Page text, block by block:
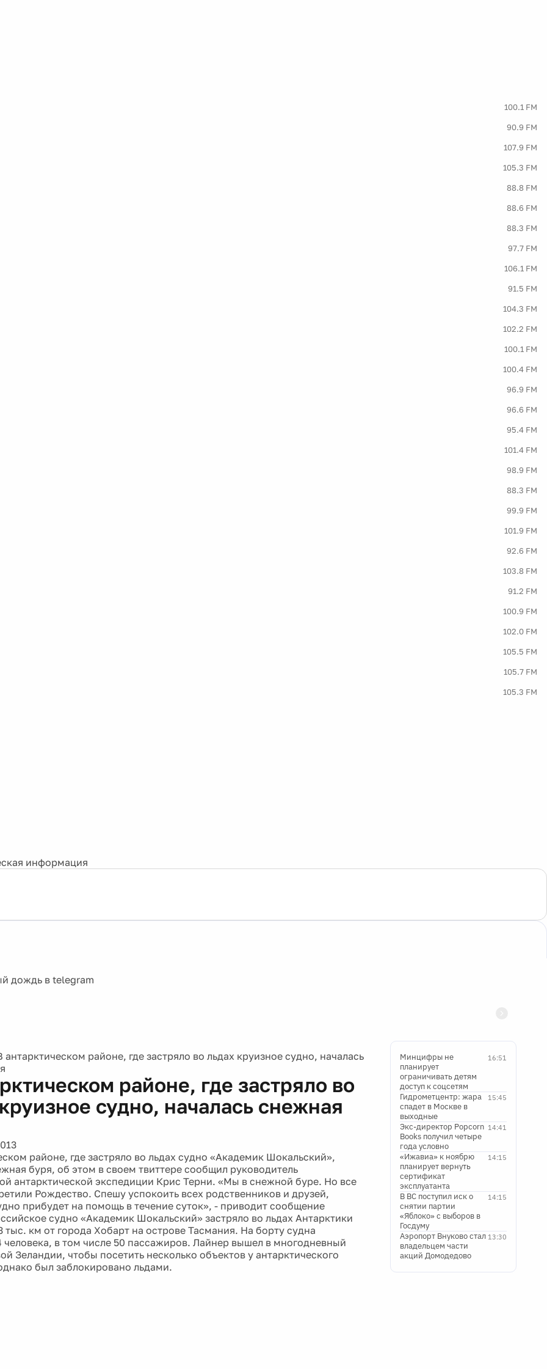
100.1 FM
90.9 FM
107.9 FM
105.3 FM
88.8 FM
88.6 FM
88.3 FM
97.7 FM
106.1 FM
91.5 FM
104.3 FM
102.2 FM
100.1 FM
100.4 FM
96.9 FM
96.6 FM
95.4 FM
101.4 FM
98.9 FM
88.3 FM
99.9 FM
101.9 FM
92.6 FM
103.8 FM
91.2 FM
100.9 FM
102.0 FM
105.5 FM
105.7 FM
105.3 FM
информация
антарктическом районе, где застряло во льдах круизное судно, началась
районе, где застряло во
судно, началась снежная
районе, где застряло во льдах судно «Академик Шокальский»,
буря, об этом в своем твиттере сообщил руководитель
антарктической экспедиции Крис Терни. «Мы в снежной буре. Но все
Рождество. Спешу успокоить всех родственников и друзей,
прибудет на помощь в течение суток», - приводит сообщение
судно «Академик Шокальский» застряло во льдах Антарктики
тыс. км от города Хобарт на острове Тасмания. На борту судна
человека, в том числе 50 пассажиров. Лайнер вышел в многодневный
Зеландии, чтобы посетить несколько объектов у антарктического
был заблокировано льдами.
16:51
Минцифры не
планирует
ограничивать детям
доступ к соцсетям
15:45
Гидрометцентр: жара
спадет в Москве в
выходные
14:41
Экс-директор Popcorn
Books получил четыре
года условно
14:15
«Ижавиа» к ноябрю
планирует вернуть
сертификат
эксплуатанта
14:15
В ВС поступил иск о
снятии партии
«Яблоко» с выборов в
Госдуму
13:30
Аэропорт Внуково стал
владельцем части
акций Домодедово